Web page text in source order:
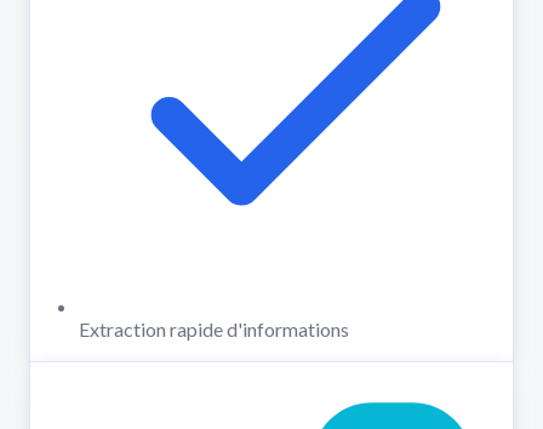
Extraction rapide d'informations